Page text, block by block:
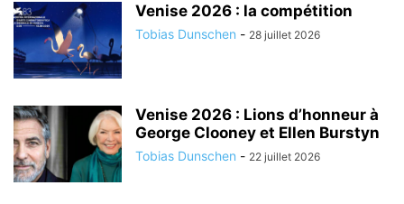
Venise 2026 : la compétition
Tobias Dunschen - 28 juillet 2026
Venise 2026 : Lions d’honneur à
George Clooney et Ellen Burstyn
Tobias Dunschen - 22 juillet 2026